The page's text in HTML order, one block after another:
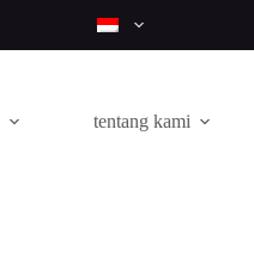
tentang kami